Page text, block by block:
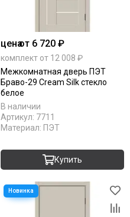
ценаот 6 720 ₽
комплект от 12 008 ₽
Межкомнатная дверь ПЭТ
Браво-29 Cream Silk стекло
белое
В наличии
Артикул: 7711
Материал: ПЭТ
Купить